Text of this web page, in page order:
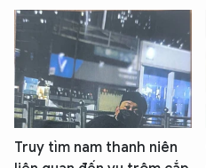
Truy tìm nam thanh niên